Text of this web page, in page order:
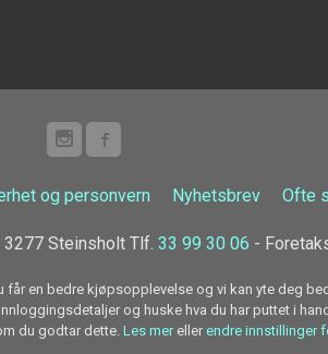
og personvern Nyhetsbrev Ofte
Steinsholt Tlf. 33 99 30 06 -
en bedre kjøpsopplevelse og vi kan yte deg
og huske hva du har puttet i
du godtar dette. Les mer eller endre innstillinger